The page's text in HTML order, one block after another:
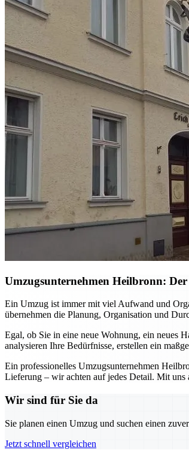
Umzugsunternehmen Heilbronn:
Ein Umzug ist immer mit viel Aufwand und
übernehmen die Planung, Organisation und
Egal, ob Sie in eine neue Wohnung, ein neues
analysieren Ihre Bedürfnisse, erstellen ein
Ein professionelles Umzugsunternehmen
Lieferung – wir achten auf jedes Detail. Mit uns
Wir sind für Sie da
Sie planen einen Umzug und suchen einen
Jetzt schnell vergleichen